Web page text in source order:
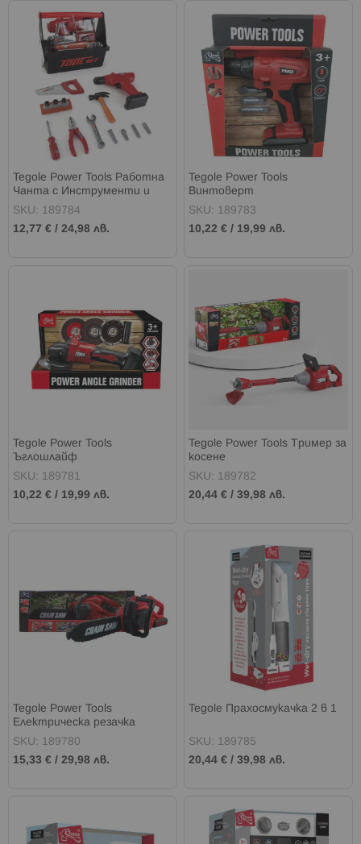
Tegole Power Tools Работна
Чанта с Инструменти и
Винтоверт
SKU: 189784
12,77 € / 24,98 лв.
Tegole Power Tools
Винтоверт
SKU: 189783
10,22 € / 19,99 лв.
Tegole Power Tools
Ъглошлайф
SKU: 189781
10,22 € / 19,99 лв.
Tegole Power Tools Тример за
косене
SKU: 189782
20,44 € /39,98 лв.
Tegole Power Tools
Електрическа резачка
SKU: 189780
15,33 € / 29,98 лв.
Tegole Прахосмукачка 2 в 1
SKU: 189785
20,44 € /39,98 лв.